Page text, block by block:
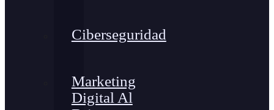
Ciberseguridad
Marketing
Digital Al